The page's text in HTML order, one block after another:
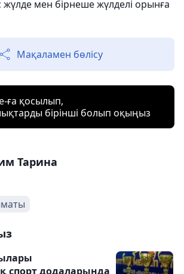
мен бірнеше жүлделі орынға
Мақаламен бөлісу
ға қосылып,
бірінші болып оқыңыз
Тарина
спорт додаларында